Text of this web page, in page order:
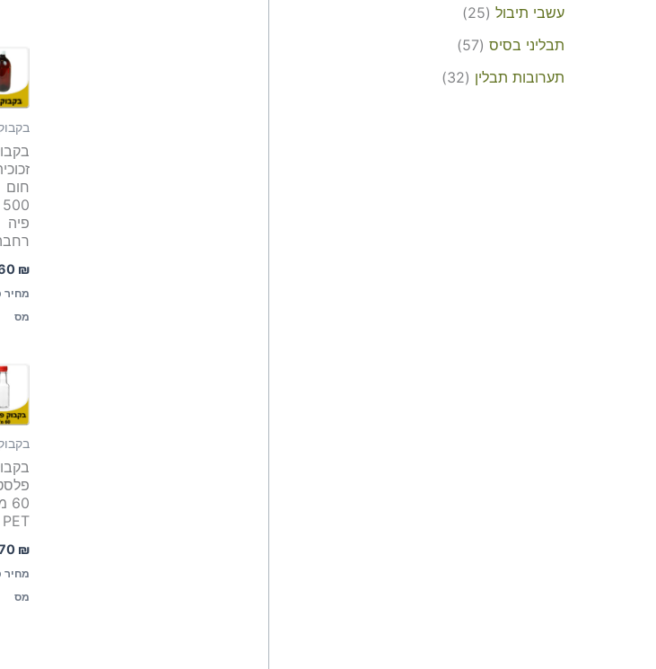
עשבי תיבול 25
תבליני בסיס 57
תערובות תבלין 32
חום
פיה
₪
מחיר
מס
PET
₪
מחיר
מס